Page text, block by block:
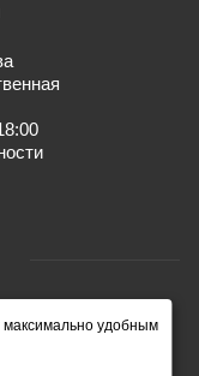
максимально удобным